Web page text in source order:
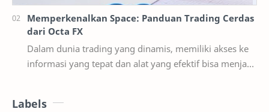
Memperkenalkan Space: Panduan Trading Cerdas
dari Octa FX
Dalam dunia trading yang dinamis, memiliki akses ke
informasi yang tepat dan alat yang efektif bisa menjadi
Labels